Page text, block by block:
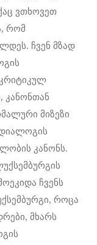
ვთხოვეთ
რომ
ჩვენ მზად
კანონთან
მიზეზი
კანონს.
ჩვენს
როცა
მხარს